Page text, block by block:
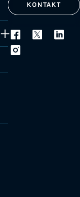
KONTAKT